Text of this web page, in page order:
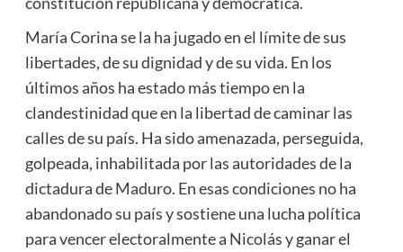
María Corina se la ha jugado en el límite de sus
libertades, de su dignidad y de su vida. En los
últimos años ha estado más tiempo en la
clandestinidad que en la libertad de caminar las
calles de su país. Ha sido amenazada, perseguida,
golpeada, inhabilitada por las autoridades de la
dictadura de Maduro. En esas condiciones no ha
abandonado su país y sostiene una lucha política
para vencer electoralmente a Nicolás y ganar el